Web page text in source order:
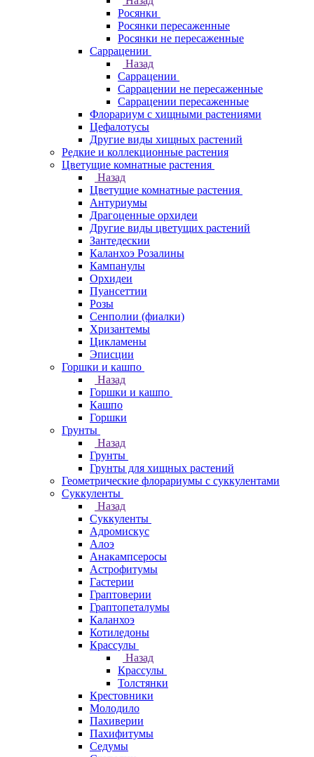
Росянки
Росянки пересаженные
Росянки не пересаженные
Саррацении
Назад
Саррацении
Саррацении не пересаженные
Саррацении пересаженные
Флорариум с хищными растениями
Цефалотусы
Другие виды хищных растений
Редкие и коллекционные растения
Цветущие комнатные растения
Назад
Цветущие комнатные растения
Антуриумы
Драгоценные орхидеи
Другие виды цветущих растений
Зантедескии
Каланхоэ Розалины
Кампанулы
Орхидеи
Пуансеттии
Розы
Сенполии (фиалки)
Хризантемы
Цикламены
Эписции
Горшки и кашпо
Назад
Горшки и кашпо
Кашпо
Горшки
Грунты
Назад
Грунты
Грунты для хищных растений
Геометрические флорариумы с суккулентами
Суккуленты
Назад
Суккуленты
Адромискус
Алоэ
Анакампсеросы
Астрофитумы
Гастерии
Граптоверии
Граптопеталумы
Каланхоэ
Котиледоны
Крассулы
Назад
Крассулы
Толстянки
Крестовники
Молодило
Пахиверии
Пахифитумы
Седумы